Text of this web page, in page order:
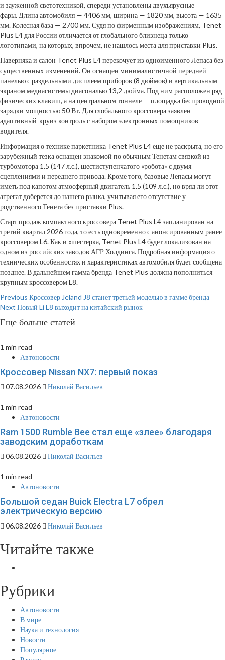
и зауженной светотехникой, спереди установлены двухъярусные
фары. Длина автомобиля — 4406 мм, ширина — 1820 мм, высота — 1635
мм. Колесная база — 2700 мм. Судя по фирменным изображениям, Tenet
Plus L4 для России отличается от глобального близнеца только
логотипами, на которых, впрочем, не нашлось места для приставки Plus.
Наверняка и салон Tenet Plus L4 перекочует из одноименного Лепаса без
существенных изменений. Он оснащен минималистичной передней
панелью с раздельными дисплеем приборов (8 дюймов) и вертикальным
экраном медиасистемы диагональю 13,2 дюйма. Под ним расположен ряд
физических клавиш, а на центральном тоннеле — площадка беспроводной
зарядки мощностью 50 Вт. Для глобального кроссовера заявлен
адаптивный-круиз контроль с набором электронных помощников
водителя.
Информация о технике паркетника Tenet Plus L4 еще не раскрыта, но его
зарубежный тезка оснащен знакомой по обычным Тенетам связкой из
турбомотора 1.5 (147 л.с.), шестиступенчатого «робота» с двумя
сцеплениями и переднего привода. Кроме того, базовые Лепасы могут
иметь под капотом атмосферный двигатель 1.5 (109 л.с.), но вряд ли этот
агрегат доберется до нашего рынка, учитывая его отсутствие у
родственного Тенета без приставки Plus.
Старт продаж компактного кроссовера Tenet Plus L4 запланирован на
третий квартал 2026 года, то есть одновременно с анонсированным ранее
кроссовером L6. Как и «шестерка, Tenet Plus L4 будет локализован на
одном из российских заводов АГР Холдинга. Подробная информация о
технических особенностях и характеристиках автомобиля будет сообщена
позднее. В дальнейшем гамма бренда Tenet Plus должна пополниться
крупным кроссовером L8.
Continue
Reading
Previous Кроссовер Jeland J8 станет третьей моделью в гамме бренда
Next Новый Li L8 выходит на китайский рынок
Еще больше статей
1 min read
Автоновости
Кроссовер Nissan NX7: первый показ
07.08.2026 Николай Васильев
1 min read
Автоновости
Ram 1500 Rumble Bee стал еще «злее» благодаря
заводским доработкам
06.08.2026 Николай Васильев
1 min read
Автоновости
Большой седан Buick Electra L7 обрел
электрическую версию
06.08.2026 Николай Васильев
Читайте также
Рубрики
Автоновости
В мире
Наука и технология
Новости
Популярное